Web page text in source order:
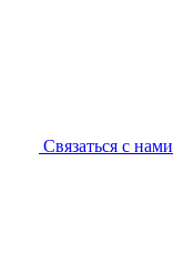
Связаться с нами